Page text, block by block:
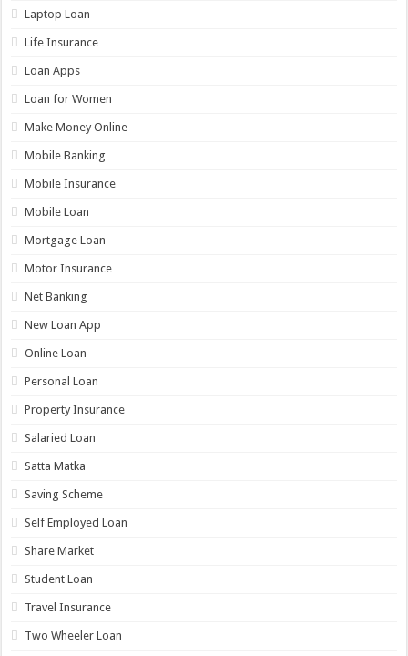
Laptop Loan
Life Insurance
Loan Apps
Loan for Women
Make Money Online
Mobile Banking
Mobile Insurance
Mobile Loan
Mortgage Loan
Motor Insurance
Net Banking
New Loan App
Online Loan
Personal Loan
Property Insurance
Salaried Loan
Satta Matka
Saving Scheme
Self Employed Loan
Share Market
Student Loan
Travel Insurance
Two Wheeler Loan